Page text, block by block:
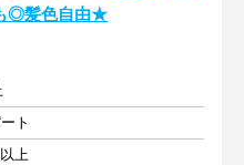
◎髪色自由★
ト
上